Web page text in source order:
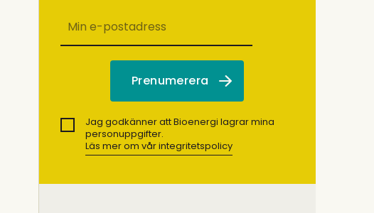
Jag godkänner att Bioenergi lagrar mina
personuppgifter.
Läs mer om vår integritetspolicy